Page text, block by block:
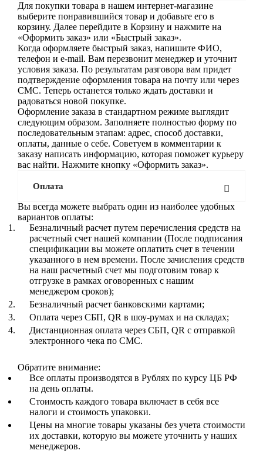
Для покупки товара в нашем интернет-магазине
выберите понравившийся товар и добавьте его в
корзину. Далее перейдите в Корзину и нажмите на
«Оформить заказ» или «Быстрый заказ».
Когда оформляете быстрый заказ, напишите ФИО,
телефон и e-mail. Вам перезвонит менеджер и уточнит
условия заказа. По результатам разговора вам придет
подтверждение оформления товара на почту или через
СМС. Теперь останется только ждать доставки и
радоваться новой покупке.
Оформление заказа в стандартном режиме выглядит
следующим образом. Заполняете полностью форму по
последовательным этапам: адрес, способ доставки,
оплаты, данные о себе. Советуем в комментарии к
заказу написать информацию, которая поможет курьеру
вас найти. Нажмите кнопку «Оформить заказ».
Оплата
Вы всегда можете выбрать один из наиболее удобных
вариантов оплаты:
Безналичный расчет путем перечисления средств на
расчетный счет нашей компании (После подписания
спецификации вы можете оплатить счет в течении
указанного в нем времени. После зачисления средств
на наш расчетный счет мы подготовим товар к
отгрузке в рамках оговоренных с нашим
менеджером сроков);
Безналичный расчет банковскими картами;
Оплата через СБП, QR в шоу-румах и на складах;
Дистанционная оплата через СБП, QR с отправкой
электронного чека по СМС.
Обратите внимание:
Все оплаты производятся в Рублях по курсу ЦБ РФ
на день оплаты.
Стоимость каждого товара включает в себя все
налоги и стоимость упаковки.
Цены на многие товары указаны без учета стоимости
их доставки, которую вы можете уточнить у наших
менеджеров.